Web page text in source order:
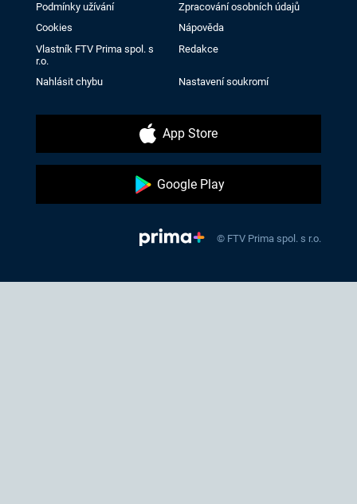
Podmínky užívání
Zpracování osobních údajů
Cookies
Nápověda
Vlastník FTV Prima spol. s
r.o.
Redakce
Nahlásit chybu Nastavení soukromí
App Store
Google Play
© FTV Prima spol. s r.o.